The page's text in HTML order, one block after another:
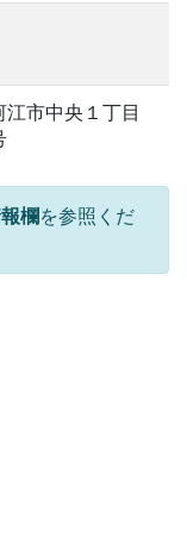
江市中央１丁目
欄を参照くだ